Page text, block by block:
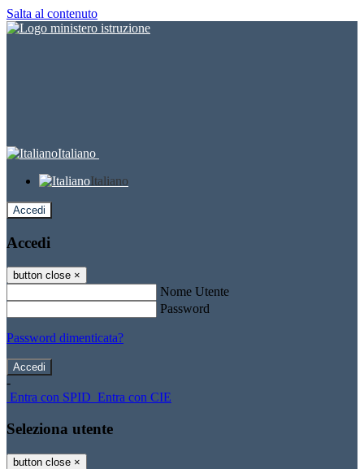
Salta al contenuto
Italiano
Italiano
Accedi
Accedi
button close ×
Nome Utente
Password
Password dimenticata?
-
Entra con SPID Entra con CIE
Seleziona utente
button close ×